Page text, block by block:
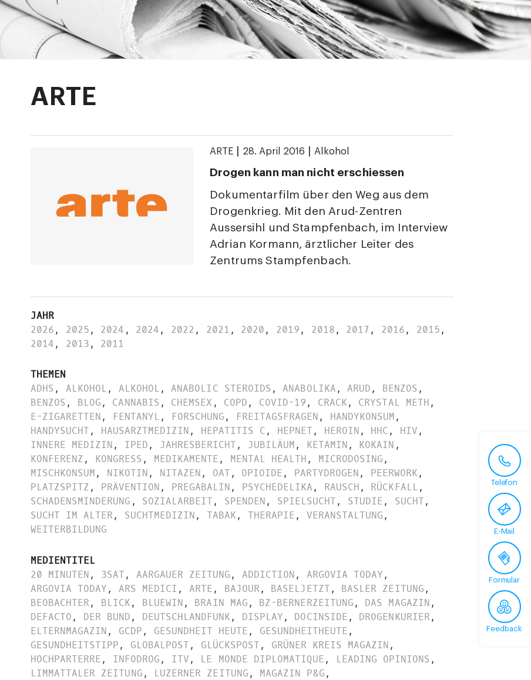
ARTE
ARTE 28. April 2016 Alkohol
Drogen kann man nicht erschiessen
Dokumentarfilm über den Weg aus dem
Drogenkrieg. Mit den Arud-Zentren
Aussersihl und Stampfenbach, im Interview
Adrian Kormann, ärztlicher Leiter des
Zentrums Stampfenbach.
JAHR
2026, 2025, 2024 , 2024, 2022 , 2021, 2020, 2019, 2018, 2017 , 2016, 2015,
2014, 2013, 2011
THEMEN
ADHS , ALKOHOL, ALKOHOL, ANABOLIC STEROIDS , ANABOLIKA, ARUD, BENZOS ,
BENZOS , BLOG, CANNABIS , CHEMSEX , COPD, COVID-19, CRACK, CRYSTAL METH,
E-ZIGARETTEN, FENTANYL, FORSCHUNG, FREITAGSFRAGEN, HANDYKONSUM,
HANDYSUCHT, HAUSARZTMEDIZIN, HEPATITIS C, HEPNET, HEROIN, HHC, HIV,
INNERE MEDIZIN, IPED, JAHRESBERICHT, JUBILÄUM, KETAMIN, KOKAIN ,
KONFERENZ, KONGRESS , MEDIKAMENTE, MENTAL HEALTH, MICRODOSING,
MISCHKONSUM, NIKOTIN, NITAZEN, OAT, OPIOIDE, PARTYDROGEN, PEERWORK,
PLATZSPITZ, PRÄVENTION, PREGABALIN, PSYCHEDELIKA, RAUSCH, RÜCKFALL,
SCHADENSMINDERUNG , SOZIALARBEIT, SPENDEN, SPIELSUCHT, STUDIE, SUCHT,
SUCHT IM ALTER, SUCHTMEDIZIN, TABAK, THERAPIE, VERANSTALTUNG,
WEITERBILDUNG
MEDIENTITEL
20 MINUTEN, 3SAT, AARGAUER ZEITUNG, ADDICTION, ARGOVIA TODAY,
ARGOVIA TODAY, ARS MEDICI , ARTE, BAJOUR, BASELJETZT, BASLER ZEITUNG,
BEOBACHTER, BLICK, BLUEWIN, BRAIN MAG, BZ-BERNERZEITUNG, DAS MAGAZIN,
DEFACTO, DER BUND, DEUTSCHLANDFUNK, DISPLAY, DOCINSIDE, DROGENKURIER,
ELTERNMAGAZIN, GCDP, GESUNDHEIT HEUTE, GESUNDHEITHEUTE,
GESUNDHEITSTIPP, GLOBALPOST, GLÜCKSPOST, GRÜNER KREIS MAGAZIN,
HOCHPARTERRE, INFODROG, ITV, LE MONDE DIPLOMATIQUE, LEADING OPINIONS ,
LIMMATTALER ZEITUNG, LUZERNER ZEITUNG, MAGAZIN P&G,
Telefon
E-Mail
Formular
Feedback